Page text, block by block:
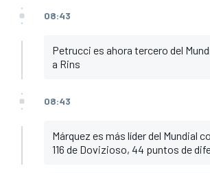
08:43
Petrucci es ahora tercero del
a Rins
08:43
Márquez es más líder del Mundial
116 de Dovizioso, 44 puntos de